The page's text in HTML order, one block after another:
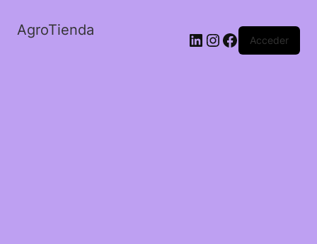
AgroTienda LinkedIn
Instagram
Facebook
Acceder